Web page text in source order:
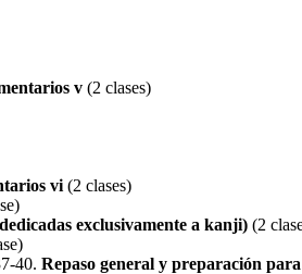
v (2 clases)
vi (2 clases)
exclusivamente a kanji) (2
40. Repaso general y preparación para